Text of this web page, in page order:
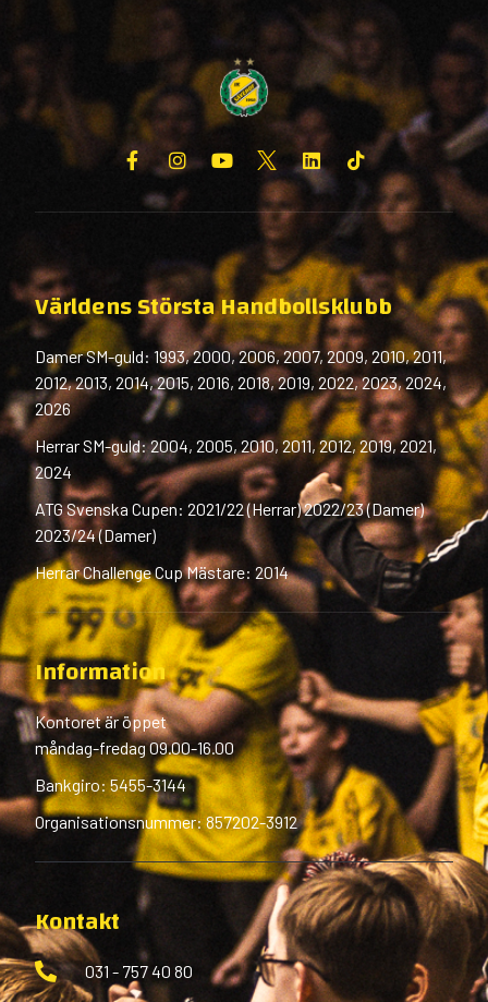
Världens Största Handbollsklubb
Damer SM-guld: 1993, 2000, 2006, 2007, 2009, 2010, 2011,
2012, 2013, 2014, 2015, 2016, 2018, 2019, 2022, 2023, 2024,
2026
Herrar SM-guld: 2004, 2005, 2010, 2011, 2012, 2019, 2021,
2024
ATG Svenska Cupen: 2021/22 (Herrar) 2022/23 (Damer)
2023/24 (Damer)
Herrar Challenge Cup Mästare: 2014
Information
Kontoret är öppet
måndag-fredag 09.00-16.00
Bankgiro: 5455-3144
Organisationsnummer: 857202-3912
Kontakt
031 - 757 40 80